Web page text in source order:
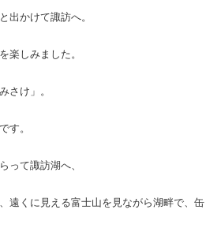
出かけて諏訪へ。
楽しみました。
さけ」。
す。
って諏訪湖へ、
遠くに見える富士山を見ながら湖畔で、